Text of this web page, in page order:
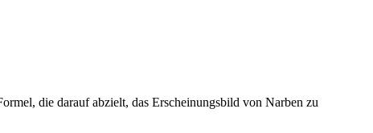
die darauf abzielt, das Erscheinungsbild von Narben zu